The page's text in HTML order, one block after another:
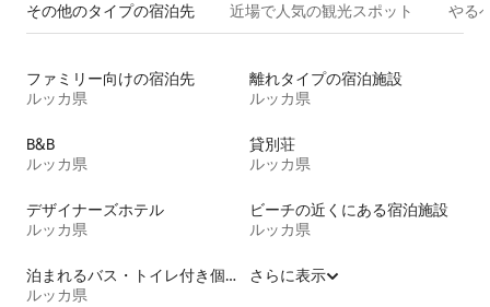
その他のタ⁠イ⁠プ⁠の宿⁠泊⁠先 近場で人気の観光スポット やる
ファミリー向けの宿泊先
ルッカ県
離れタイプの宿泊施設
ルッカ県
B&B
ルッカ県
貸別荘
ルッカ県
デザイナーズホテル
ルッカ県
ビーチの近くにある宿泊施設
ルッカ県
泊まれるバス・トイレ付き個室
ルッカ県
さらに表示